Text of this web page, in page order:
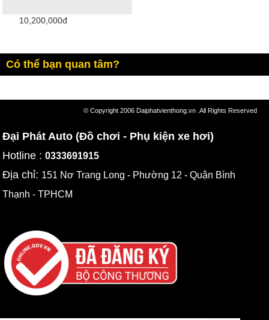
10,200,000đ
Có thể bạn quan tâm?
© Copyright 2006 Daiphatvienthong.vn .All Rights Reserved
Đại Phát Auto (Đồ chơi - Phụ kiện xe hơi)
Hotline :0333691915
Địa chỉ: 151 Nơ Trang Long - Phường 12 - Quận Bình
Thạnh - TPHCM